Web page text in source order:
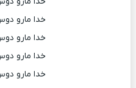
خدا مارو
خدا مارو
خدا مارو
خدا مارو